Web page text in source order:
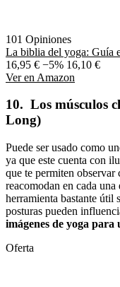
101 Opiniones
La biblia del yoga: Guía
16,95 € −5% 16,10 €
Ver en Amazon
10. Los músculos
Long)
Puede ser usado como
ya que este cuenta con
que te permiten observar
reacomodan en cada
herramienta bastante útil
posturas pueden
imágenes de yoga para
Oferta